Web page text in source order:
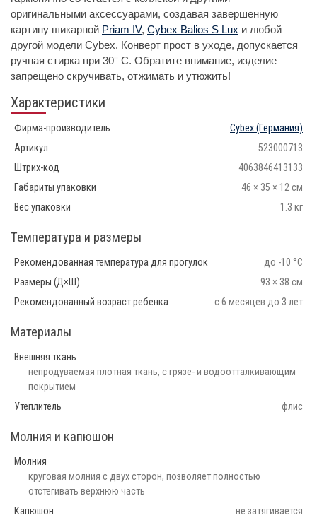
оригинальными аксессуарами, создавая завершенную
картину шикарной Priam IV, Cybex Balios S Lux и любой
другой модели Cybex. Конверт прост в уходе, допускается
ручная стирка при 30° С. Обратите внимание, изделие
запрещено скручивать, отжимать и утюжить!
Характеристики
Фирма-производитель Cybex(Германия)
Артикул
523000713
Штрих-код
4063846413133
Габариты упаковки
46 × 35 × 12 см
Вес упаковки
1.3 кг
Температура и размеры
Рекомендованная температура для прогулок
до -10 °С
Размеры (Д×Ш)
93 × 38 см
Рекомендованный возраст ребенка
с 6 месяцев до 3 лет
Материалы
Внешняя ткань
непродуваемая плотная ткань, с грязе- и водоотталкивающим
покрытием
Утеплитель
флис
Молния и капюшон
Молния
круговая молния с двух сторон, позволяет полностью
отстегивать верхнюю часть
Капюшон
не затягивается